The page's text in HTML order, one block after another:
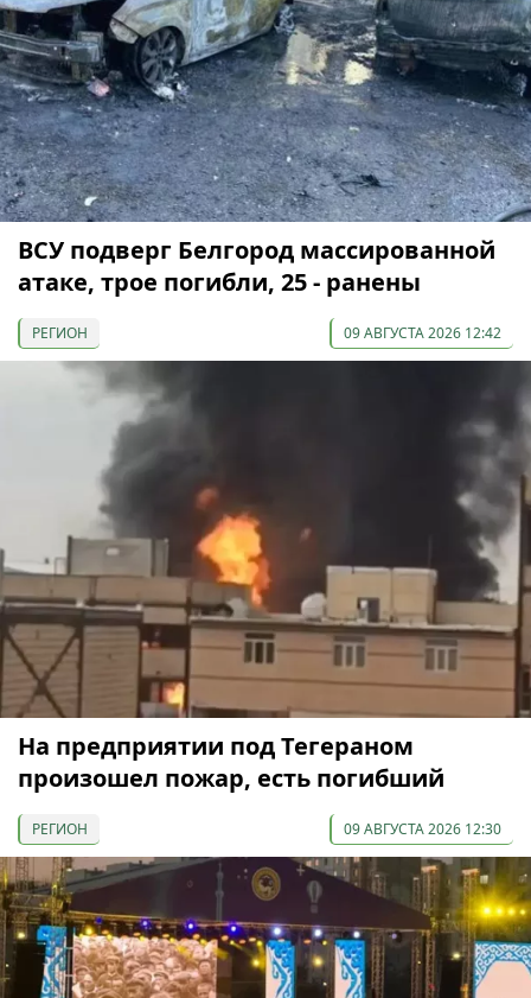
ВСУ подверг Белгород массированной
атаке, трое погибли, 25 - ранены
РЕГИОН 09 АВГУСТА 2026 12:42
На предприятии под Тегераном
произошел пожар, есть погибший
РЕГИОН 09 АВГУСТА 2026 12:30